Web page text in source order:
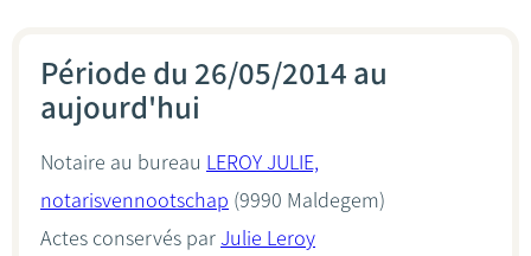
Période du 26/05/2014 au
aujourd'hui
Notaire au bureau LEROY JULIE,
notarisvennootschap (9990 Maldegem)
Actes conservés par Julie Leroy